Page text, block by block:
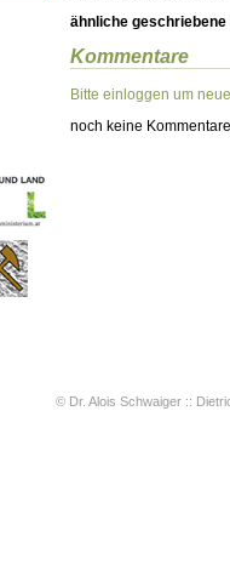
ähnliche
Kommentare
Bitte einloggen um
noch keine Kommentare
© Dr. Alois Schwaiger ::